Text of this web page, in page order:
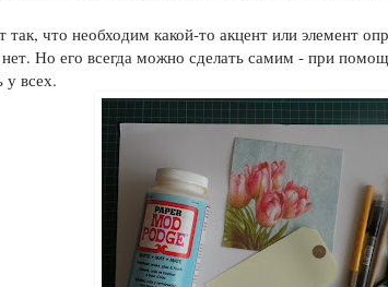
так, что необходим какой-то акцент или элемент
Но его всегда можно сделать самим - при
у всех.